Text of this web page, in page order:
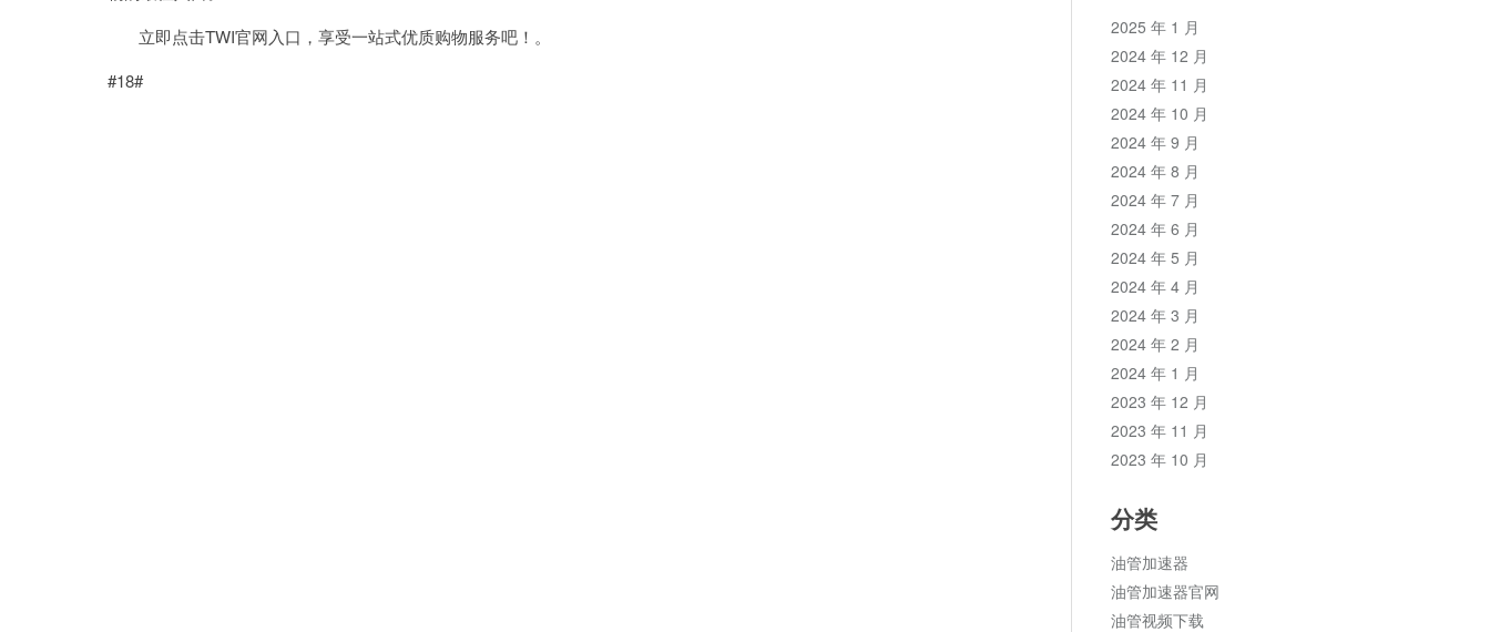
立即点击TWI官网入口，享受一站式优质购物服务吧！。
#18#
2025 年 1 月
2024 年 12 月
2024 年 11 月
2024 年 10 月
2024 年 9 月
2024 年 8 月
2024 年 7 月
2024 年 6 月
2024 年 5 月
2024 年 4 月
2024 年 3 月
2024 年 2 月
2024 年 1 月
2023 年 12 月
2023 年 11 月
2023 年 10 月
分类
油管加速器
油管加速器官网
油管视频下载